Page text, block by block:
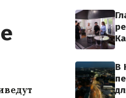
В